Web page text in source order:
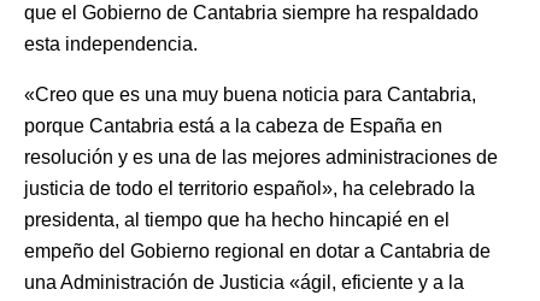
que el Gobierno de Cantabria siempre ha respaldado
esta independencia.
«Creo que es una muy buena noticia para Cantabria,
porque Cantabria está a la cabeza de España en
resolución y es una de las mejores administraciones de
justicia de todo el territorio español», ha celebrado la
presidenta, al tiempo que ha hecho hincapié en el
empeño del Gobierno regional en dotar a Cantabria de
una Administración de Justicia «ágil, eficiente y a la